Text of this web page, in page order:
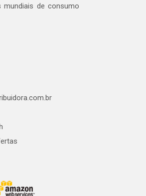
mundiais de consumo